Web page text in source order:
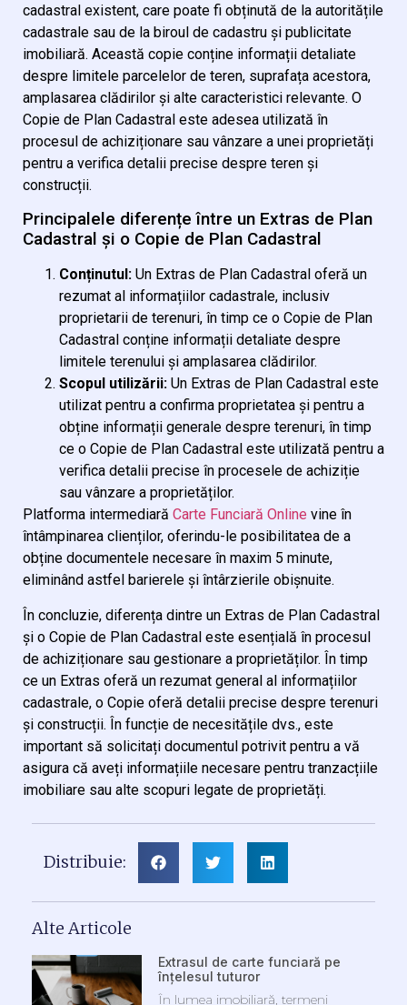
cadastral existent, care poate fi obținută de la autoritățile
cadastrale sau de la biroul de cadastru și publicitate
imobiliară. Această copie conține informații detaliate
despre limitele parcelelor de teren, suprafața acestora,
amplasarea clădirilor și alte caracteristici relevante. O
Copie de Plan Cadastral este adesea utilizată în
procesul de achiziționare sau vânzare a unei proprietăți
pentru a verifica detalii precise despre teren și
construcții.
Principalele diferențe între un Extras de Plan
Cadastral și o Copie de Plan Cadastral
Conținutul: Un Extras de Plan Cadastral oferă un
rezumat al informațiilor cadastrale, inclusiv
proprietarii de terenuri, în timp ce o Copie de Plan
Cadastral conține informații detaliate despre
limitele terenului și amplasarea clădirilor.
Scopul utilizării: Un Extras de Plan Cadastral este
utilizat pentru a confirma proprietatea și pentru a
obține informații generale despre terenuri, în timp
ce o Copie de Plan Cadastral este utilizată pentru a
verifica detalii precise în procesele de achiziție
sau vânzare a proprietăților.
Platforma intermediară Carte Funciară Online vine în
întâmpinarea clienților, oferindu-le posibilitatea de a
obține documentele necesare în maxim 5 minute,
eliminând astfel barierele și întârzierile obișnuite.
În concluzie, diferența dintre un Extras de Plan Cadastral
și o Copie de Plan Cadastral este esențială în procesul
de achiziționare sau gestionare a proprietăților. În timp
ce un Extras oferă un rezumat general al informațiilor
cadastrale, o Copie oferă detalii precise despre terenuri
și construcții. În funcție de necesitățile dvs., este
important să solicitați documentul potrivit pentru a vă
asigura că aveți informațiile necesare pentru tranzacțiile
imobiliare sau alte scopuri legate de proprietăți.
Distribuie:
Alte Articole
Extrasul de carte funciară pe
înțelesul tuturor
În lumea imobiliară, termeni